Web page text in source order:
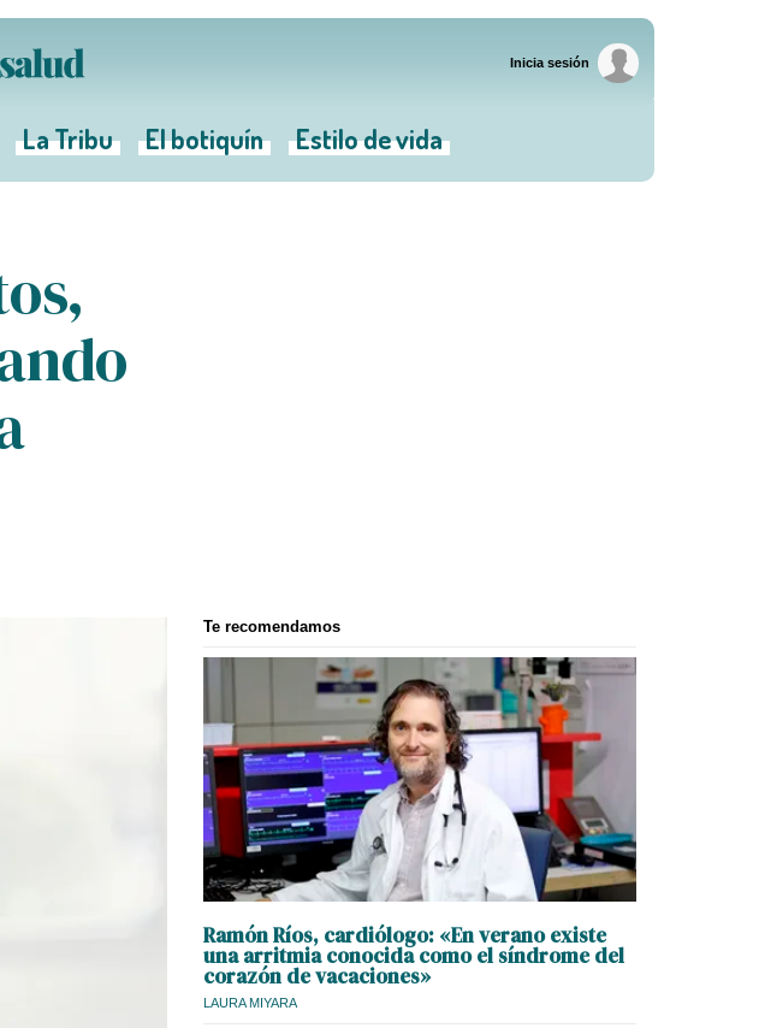
Inicia sesión
La Tribu El botiquín Estilo de vida
Te recomendamos
Ramón Ríos, cardiólogo: «En verano existe
una arritmia conocida como el síndrome del
corazón de vacaciones»
LAURA MIYARA